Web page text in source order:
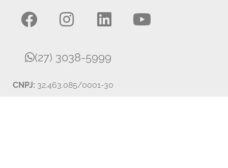
(27) 3038-5999
CNPJ: 32.463.085/0001-30